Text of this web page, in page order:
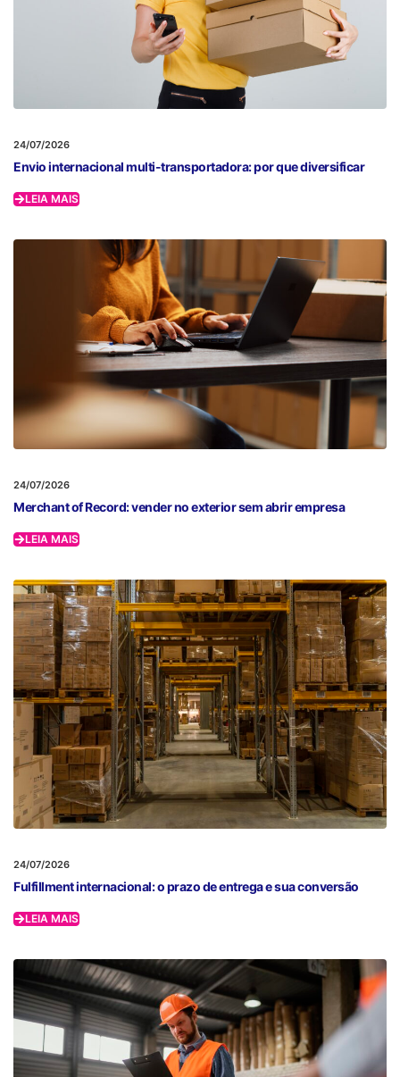
24/07/2026
Envio internacional multi-transportadora: por que diversificar
LEIA MAIS
24/07/2026
Merchant of Record: vender no exterior sem abrir empresa
LEIA MAIS
24/07/2026
Fulfillment internacional: o prazo de entrega e sua conversão
LEIA MAIS